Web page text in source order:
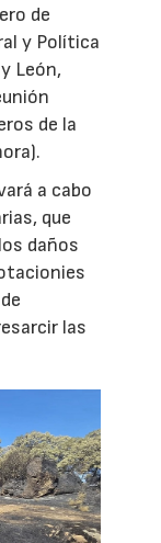
de
y Política
León,
de la
a cabo
que
daños
las